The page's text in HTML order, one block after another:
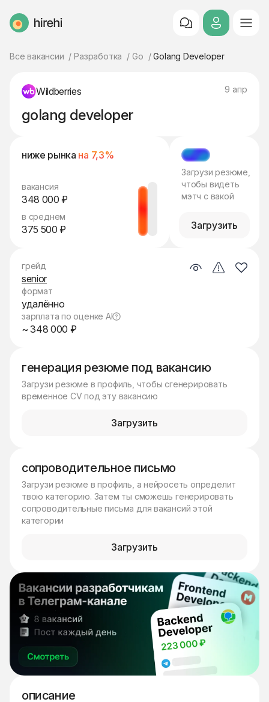
HireHi
Все вакансии Разработка Go Golang Developer
Wildberries 9 апр
golang developer
ниже рынка на 7,3%
вакансия
348 000 ₽
в среднем
375 500 ₽
МЭТЧ
Загрузи резюме,
чтобы видеть
мэтч с вакой
Загрузить
генерация резюме под вакансию
Загрузи резюме в профиль, чтобы сгенерировать
временное CV под эту вакансию
Загрузить
сопроводительное письмо
Загрузи резюме в профиль, а нейросеть определит
твою категорию. Затем ты сможешь генерировать
сопроводительные письма для вакансий этой
категории
Загрузить
описание
грейд
senior
формат
удалённо
зарплата по оценке AI
~ 348 000 ₽